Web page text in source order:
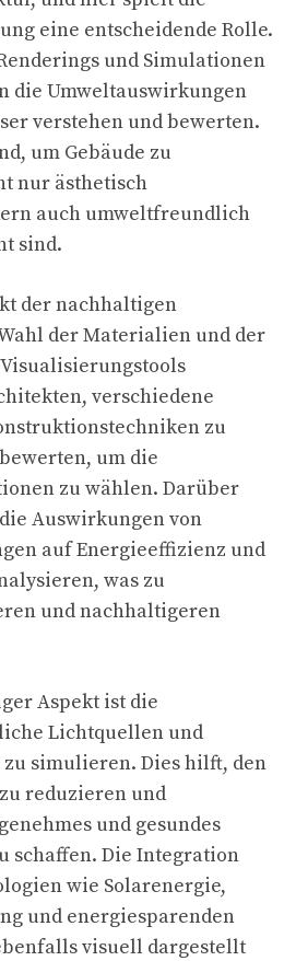
eine entscheidende Rolle.
und Simulationen
die Umweltauswirkungen
verstehen und bewerten.
um Gebäude zu
nur ästhetisch
auch umweltfreundlich
sind.
der nachhaltigen
der Materialien und der
verschiedene
zu
um die
zu wählen. Darüber
Auswirkungen von
auf Energieeffizienz und
was zu
en und nachhaltigeren
Aspekt ist die
Lichtquellen und
zu simulieren. Dies hilft, den
reduzieren und
und gesundes
schaffen. Die Integration
wie Solarenergie,
und energiesparenden
visuell dargestellt